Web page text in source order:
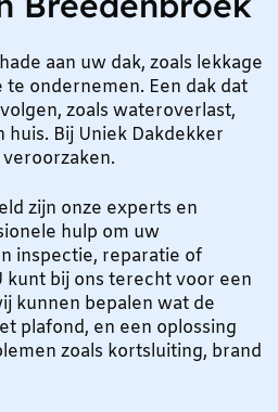
aan uw dak, zoals lekkage
ondernemen. Een dak dat
zoals wateroverlast,
Bij Uniek Dakdekker
zijn onze experts en
hulp om uw
inspectie, reparatie of
kunt bij ons terecht voor een
kunnen bepalen wat de
plafond, en een oplossing
zoals kortsluiting, brand